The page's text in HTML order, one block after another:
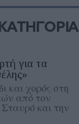
για τα
και χορός στη
από τον
και την